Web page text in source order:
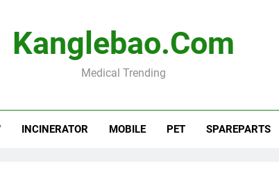
Kanglebao.com
Medical Trending
INCINERATOR MOBILE PET SPAREPARTS